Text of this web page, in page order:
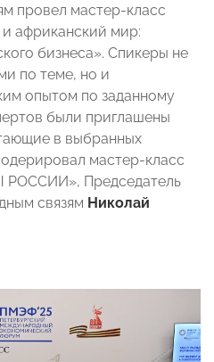
провел мастер-класс
африканский мир:
бизнеса». Спикеры не
по теме, но и
опытом по заданному
были приглашены
в выбранных
мастер-класс
РОССИИ», Председатель
связям Николай